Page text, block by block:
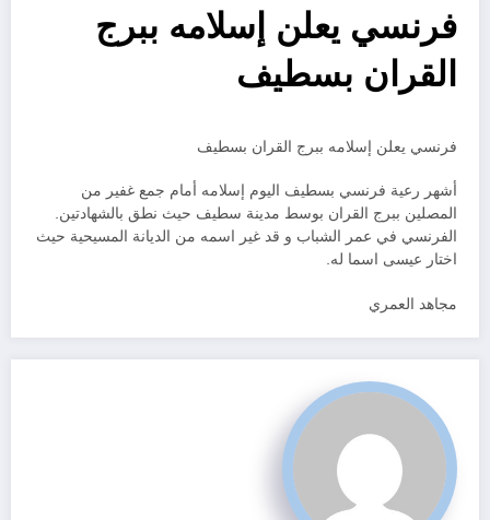
فرنسي يعلن إسلامه ببرج
القران بسطيف
فرنسي يعلن إسلامه ببرج القران بسطيف
أشهر رعية فرنسي بسطيف اليوم إسلامه أمام جمع غفير من
المصلين ببرج القران بوسط مدينة سطيف حيث نطق بالشهادتين.
الفرنسي في عمر الشباب و قد غير اسمه من الديانة المسيحية حيث
اختار عيسى اسما له.
مجاهد العمري